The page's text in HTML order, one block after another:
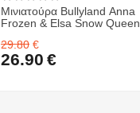
Μινιατούρα Bullyland Anna
Frozen & Elsa Snow Queen
29.80 €
26.90 €